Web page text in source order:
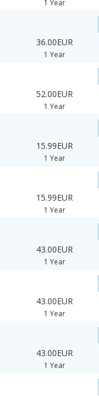
1 Year
36.00EUR
1 Year
52.00EUR
1 Year
15.99EUR
1 Year
15.99EUR
1 Year
43.00EUR
1 Year
43.00EUR
1 Year
43.00EUR
1 Year